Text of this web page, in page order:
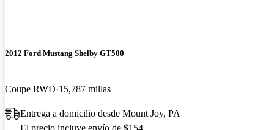
2012 Ford Mustang Shelby GT500
Coupe RWD 15,787 millas
Entrega a domicilio desde Mount Joy, PA